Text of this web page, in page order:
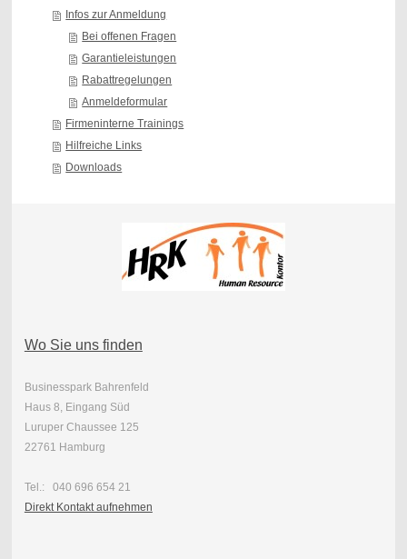
Infos zur Anmeldung
Bei offenen Fragen
Garantieleistungen
Rabattregelungen
Anmeldeformular
Firmeninterne Trainings
Hilfreiche Links
Downloads
Wo Sie uns finden
Businesspark Bahrenfeld
Haus 8, Eingang Süd
Luruper Chaussee 125
22761 Hamburg
Tel.: 040 696 654 21
Direkt Kontakt aufnehmen